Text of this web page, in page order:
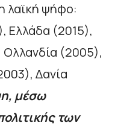
λαϊκή ψήφο:
Ελλάδα (2015),
Ολλανδία (2005),
Δανία
μέσω
των